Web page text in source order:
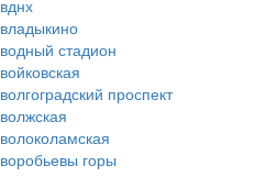
вднх
владыкино
водный стадион
войковская
волгоградский проспект
волжская
волоколамская
воробьевы горы